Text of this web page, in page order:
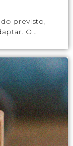
previsto,
O…